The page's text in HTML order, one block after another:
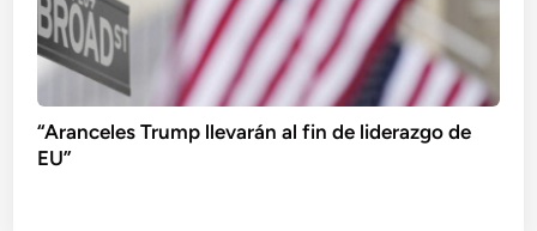
“Aranceles Trump llevarán al fin de liderazgo de
EU”